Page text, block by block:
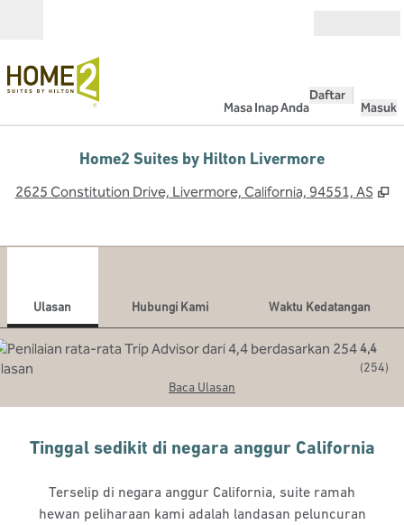
Masa Inap Anda
Daftar
Masuk
Home2 Suites by Hilton Livermore
2625 Constitution Drive, Livermore, California, 94551, AS ,
Ulasan Hubungi Kami
Waktu Kedatangan
4,4
(254)
Baca Ulasan
Tinggal sedikit di negara anggur California
Terselip di negara anggur California, suite ramah
hewan peliharaan kami adalah landasan peluncuran